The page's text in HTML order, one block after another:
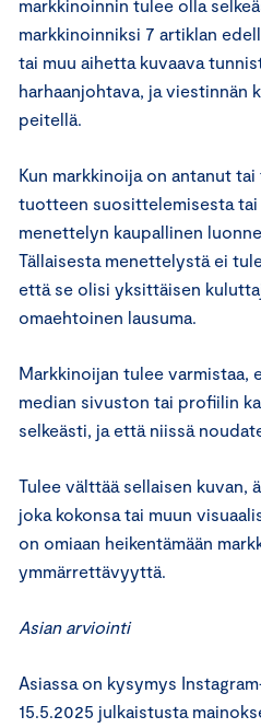
markkinoinnin tulee olla
markkinoinniksi 7 artiklan
tai muu aihetta kuvaava
harhaanjohtava, ja viestinnän
peitellä.
Kun markkinoija on antanut
tuotteen suosittelemisesta tai
menettelyn kaupallinen
Tällaisesta menettelystä ei
että se olisi yksittäisen
omaehtoinen lausuma.
Markkinoijan tulee varmistaa,
median sivuston tai profiilin
selkeästi, ja että niissä
Tulee välttää sellaisen kuvan,
joka kokonsa tai muun
on omiaan heikentämään
ymmärrettävyyttä.
Asian arviointi
Asiassa on kysymys
15.5.2025 julkaistusta